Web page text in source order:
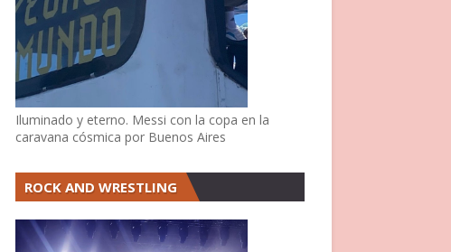
Iluminado y eterno. Messi con la copa en la
caravana cósmica por Buenos Aires
ROCK AND WRESTLING